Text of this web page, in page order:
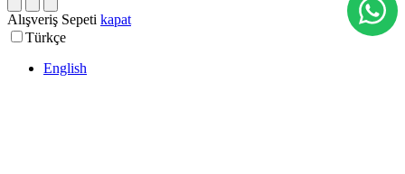
Alışveriş Sepeti kapat
Türkçe
English